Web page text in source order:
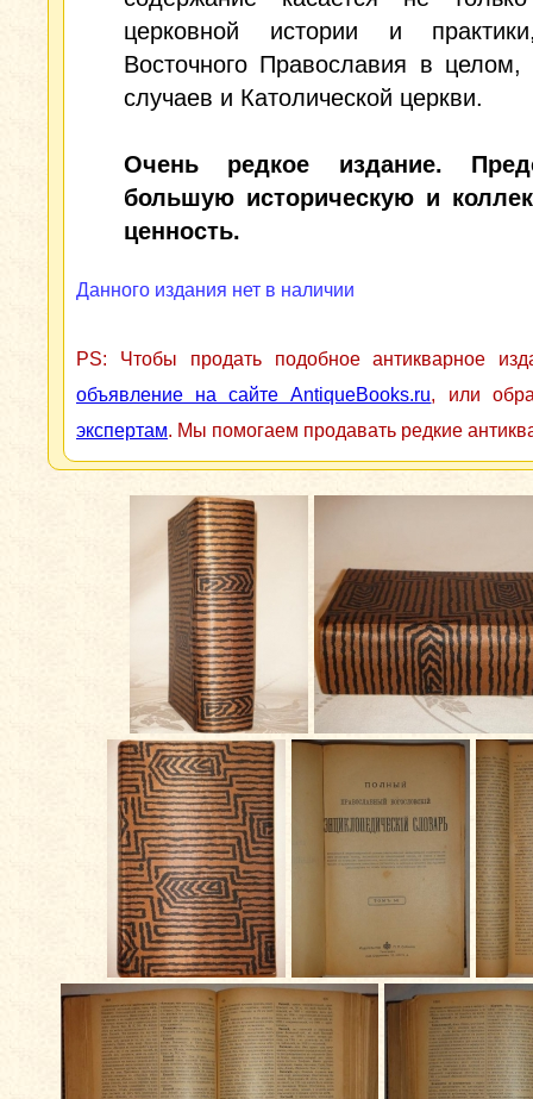
церковной истории и
Восточного Православия в
случаев и Католической церкви.
Очень редкое издание.
большую историческую и
ценность.
Данного издания нет в наличии
PS: Чтобы продать подобное антикварное
объявление на сайте AntiqueBooks.ru, или
экспертам. Мы помогаем продавать редкие